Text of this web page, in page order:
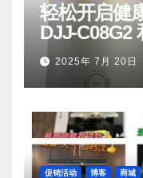
轻松开启健
2025年 7月 20日
促销活动 博客 商城